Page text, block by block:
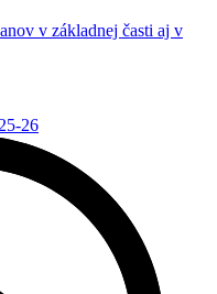
v základnej časti aj v